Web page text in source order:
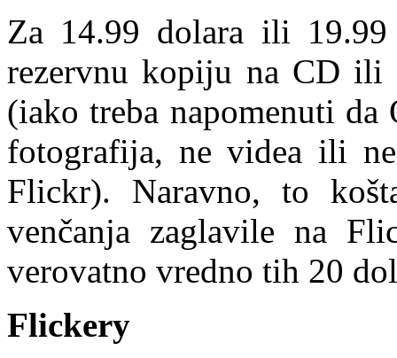
Za 14.99 dolara ili
rezervnu kopiju na CD ili
(iako treba napomenuti
fotografija, ne videa ili
Flickr). Naravno, to
venčanja zaglavile na
verovatno vredno tih 20
Flickery